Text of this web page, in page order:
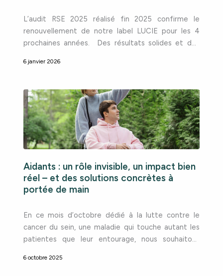
6 janvier 2026
L’audit RSE 2025 réalisé fin 2025 confirme le
renouvellement de notre label LUCIE pour les 4
prochaines années. Des résultats solides et des
des résultats solides et des ambitions fortes en
la qualité, de la fiabilité et de l’amélioration
continue des services […]
Aidants : un rôle invisible, un impact bien
réel – et des solutions concrètes à
portée de main
6 octobre 2025
En ce mois d’octobre dédié à la lutte contre le
cancer du sein, une maladie qui touche autant les
patientes que leur entourage, nous souhaitons